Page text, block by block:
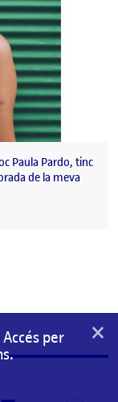
Paula Pardo, tinc
de la meva
per
×